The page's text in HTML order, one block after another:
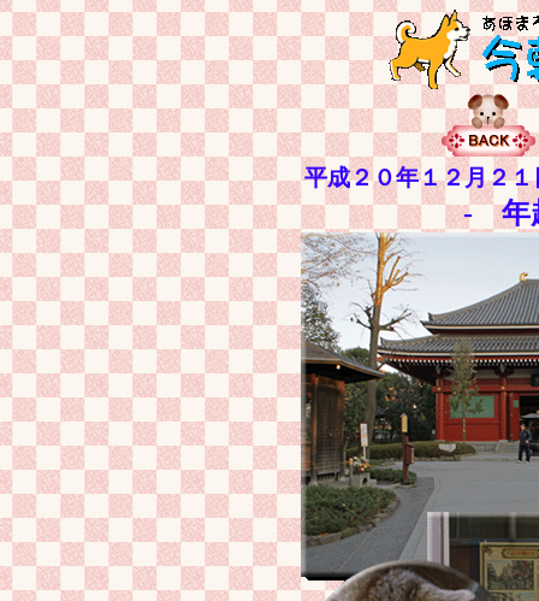
平成２０年１２月２１
- 年